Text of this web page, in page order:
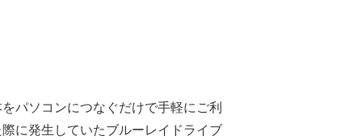
パソコンにつなぐだけで手軽にご利
に発生していたブルーレイドライブ